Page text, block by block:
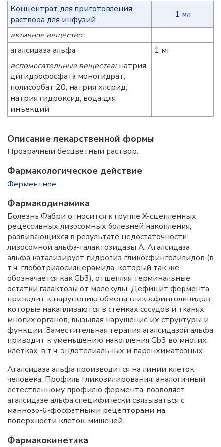
Концентрат для приготовления
раствора для инфузий
1 мл
активное вещество:
агалсидаза альфа
1 мг
вспомогательные вещества:натрия
дигидрофосфата моногидрат;
полисорбат 20; натрия хлорид;
натрия гидроксид; вода для
инъекций
Описание лекарственной формы
Прозрачный бесцветный раствор.
Фармакологическое действие
Ферментное.
Фармакодинамика
Болезнь Фабри относится к группе Х-сцепленных
рецессивных лизосомных болезней накопления,
развивающихся в результате недостаточности
лизосомной альфа-галактозидазы А. Агалсидаза
альфа катализирует гидролиз гликосфинголипидов (в
т.ч. глоботриаосилцерамида, который так же
обозначается как Gb3), отщепляя терминальные
остатки галактозы от молекулы. Дефицит фермента
приводит к нарушению обмена гликосфинголипидов,
которые накапливаются в стенках сосудов и тканях
многих органов, вызывая нарушение их структуры и
функции. Заместительная терапия агалсидазой альфа
приводит к уменьшению накопления Gb3 во многих
клетках, в т.ч. эндотелиальных и паренхиматозных.
Агалсидаза альфа производится на линии клеток
человека. Профиль гликозилирования, аналогичный
естественному профилю фермента, позволяет
агалсидазе альфа специфически связываться с
маннозо-6-фосфатными рецепторами на
поверхности клеток-мишеней.
Фармакокинетика